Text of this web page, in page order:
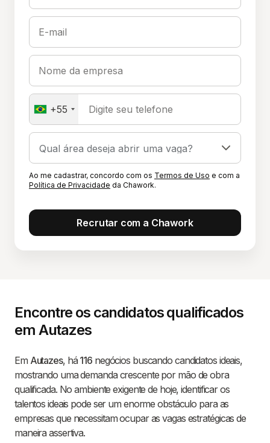
E-mail
Nome da empresa
+55 Digite seu telefone
Ao me cadastrar, concordo com os Termos de Uso e com a
Política de Privacidade da Chawork.
Recrutar com a Chawork
Encontre os candidatos qualificados
em Autazes
Em Autazes, há 116 negócios buscando candidatos ideais,
mostrando uma demanda crescente por mão de obra
qualificada. No ambiente exigente de hoje, identificar os
talentos ideais pode ser um enorme obstáculo para as
empresas que necessitam ocupar as vagas estratégicas de
maneira assertiva.